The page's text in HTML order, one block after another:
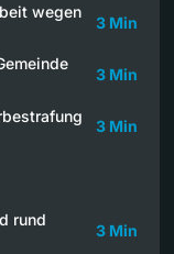
wegen
3 Min
3 Min
3 Min
rund
3 Min